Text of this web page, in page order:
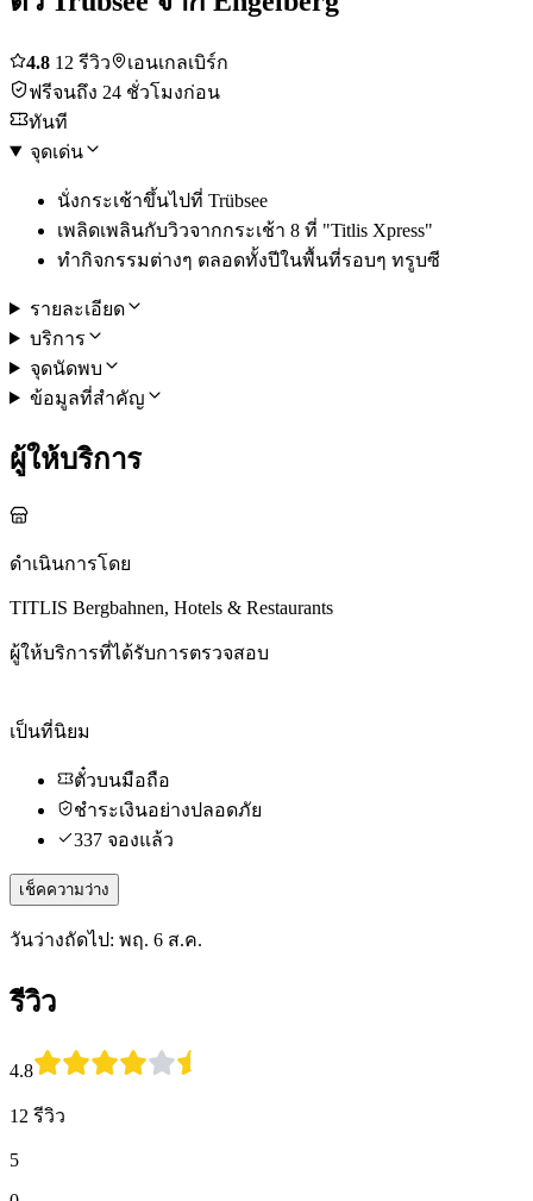
4.8 12 รีวิว
เอนเกลเบิร์ก
ฟรีจนถึง 24 ชั่วโมงก่อน
ทันที
จุดเด่น
นั่งกระเช้าขึ้นไปที่ Trübsee
เพลิดเพลินกับวิวจากกระเช้า 8 ที่ "Titlis Xpress"
ทำกิจกรรมต่างๆ ตลอดทั้งปีในพื้นที่รอบๆ ทรูบซี
รายละเอียด
บริการ
จุดนัดพบ
ข้อมูลที่สำคัญ
ผู้ให้บริการ
ดำเนินการโดย
TITLIS Bergbahnen, Hotels & Restaurants
ผู้ให้บริการที่ได้รับการตรวจสอบ
เป็นที่นิยม
ตั๋วบนมือถือ
ชำระเงินอย่างปลอดภัย
337 จองแล้ว
เช็คความว่าง
วันว่างถัดไป: พฤ. 6 ส.ค.
รีวิว
4.8
12 รีวิว
5